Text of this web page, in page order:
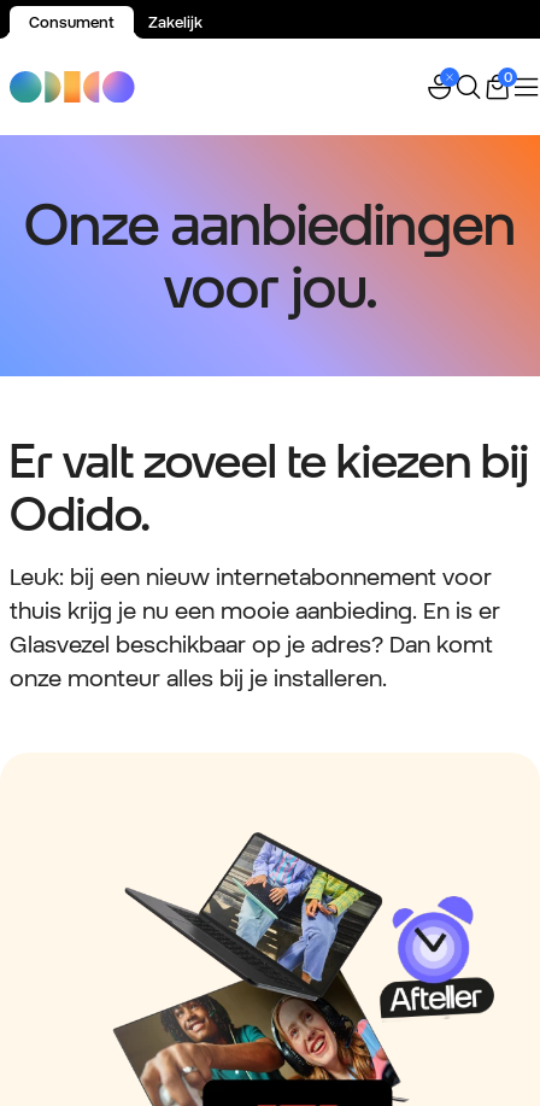
Consument Zakelijk
0
Onze aanbiedingen
voor jou.
Er valt zoveel te kiezen bij
Odido.
Leuk: bij een nieuw internetabonnement voor
thuis krijg je nu een mooie aanbieding. En is er
Glasvezel beschikbaar op je adres? Dan komt
onze monteur alles bij je installeren.